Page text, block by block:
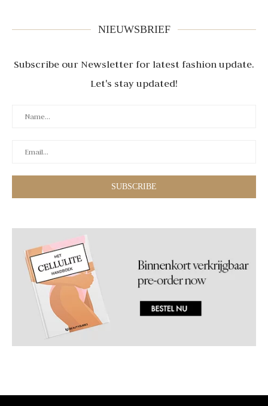
NIEUWSBRIEF
Subscribe our Newsletter for latest fashion update.
Let's stay updated!